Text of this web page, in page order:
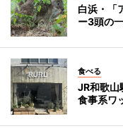
白浜・「
ー3頭の
食べる
JR和歌
食事系ワ